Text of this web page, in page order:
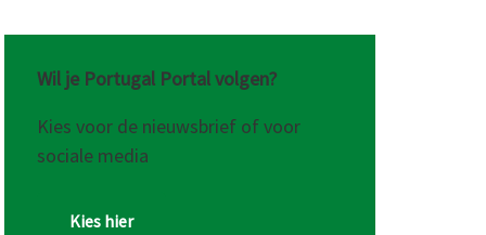
Wil je Portugal Portal volgen?
Kies voor de nieuwsbrief of voor
sociale media
Kies hier